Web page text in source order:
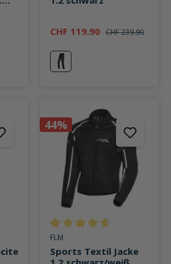
CHF 119.90 CHF 239.90
schwarz
von 4 von 5 Sternen
44%
Durchschnittliche Bewertung
FLM
Sports Textil Jacke